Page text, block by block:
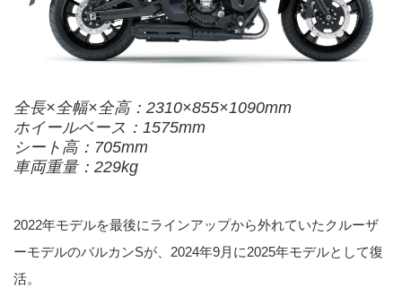
全長×全幅×全高：2310×855×1090mm
ホイールベース：1575mm
シート高：705mm
車両重量：229kg
2022年モデルを最後にラインアップから外れていたクルーザ
ーモデルのバルカンSが、2024年9月に2025年モデルとして復
活。